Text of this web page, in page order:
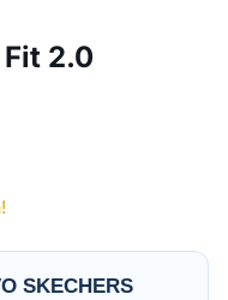
2.0
SKECHERS